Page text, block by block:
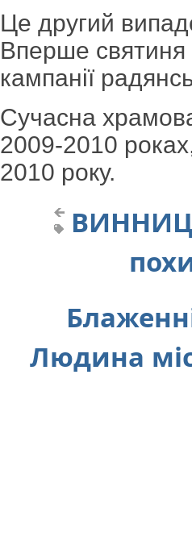
Це другий
Вперше святиня
кампанії
Сучасна
2009-2010
2010 року.
Людина